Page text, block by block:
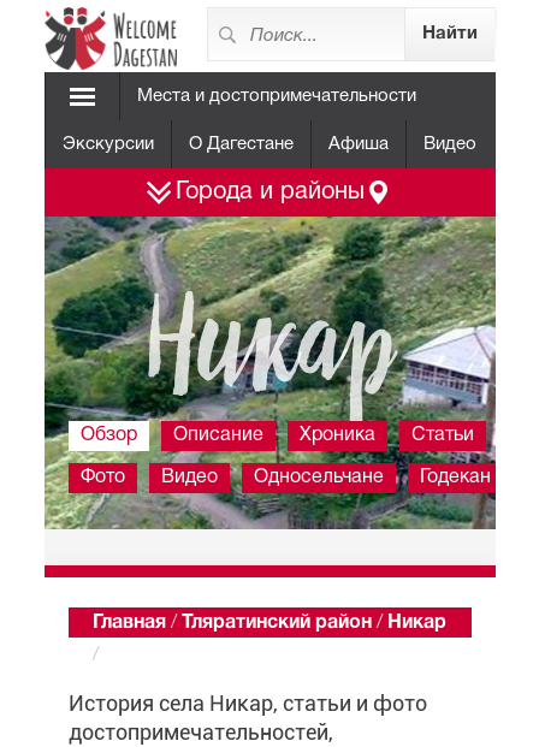
Места и достопримечательности
Экскурсии О Дагестане Афиша Видео
Города и районы
Никар
Обзор Описание Хроника Статьи
Фото Видео Односельчане Годекан
Главная / Тляратинский район / Никар
/
История села Никар, статьи и фото
достопримечательностей,